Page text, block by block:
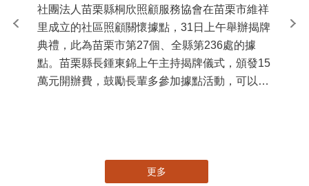
社團法人苗栗縣桐欣照顧服務協會在苗栗市維祥
里成立的社區照顧關懷據點，31日上午舉辦揭牌
典禮，此為苗栗市第27個、全縣第236處的據
點。苗栗縣長鍾東錦上午主持揭牌儀式，頒發15
萬元開辦費，鼓勵長輩多參加據點活動，可以更
苗
更多